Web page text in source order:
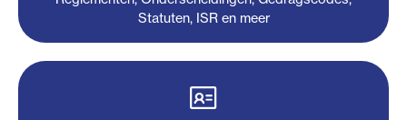
Statuten, ISR en meer